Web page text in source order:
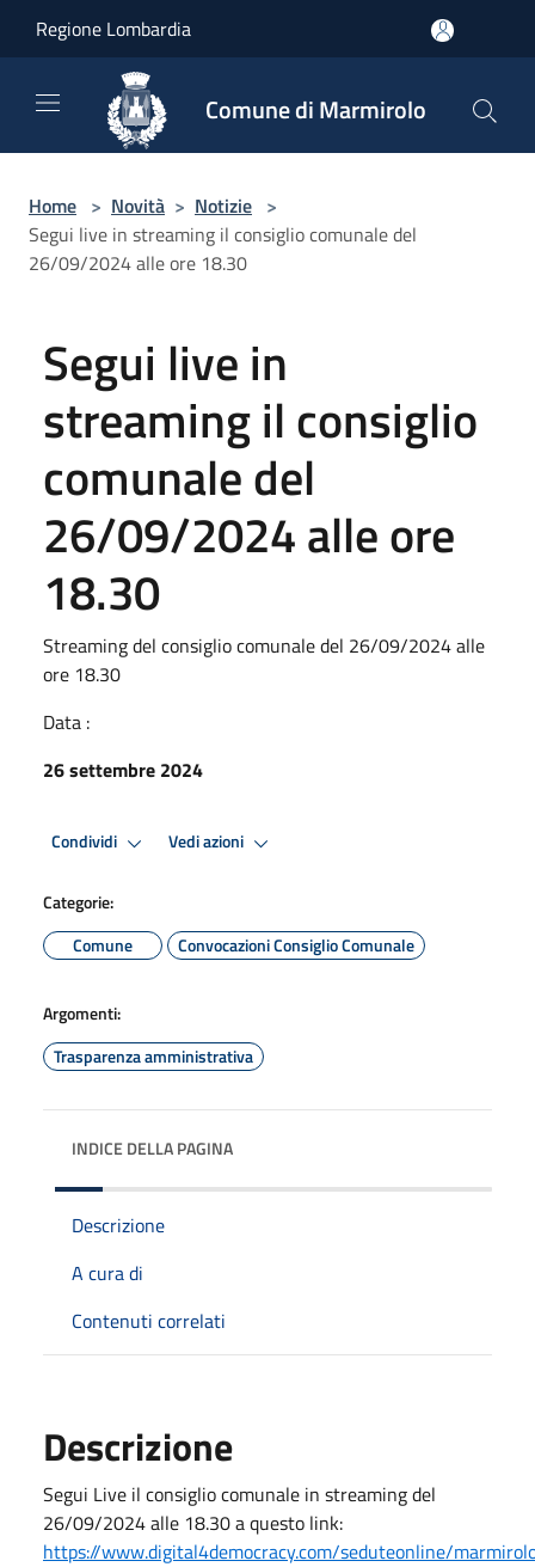
Regione Lombardia
Comune di Marmirolo
Home > Novità > Notizie >
Segui live in streaming il consiglio comunale del
26/09/2024 alle ore 18.30
Segui live in
streaming il consiglio
comunale del
26/09/2024 alle ore
18.30
Streaming del consiglio comunale del 26/09/2024 alle
ore 18.30
Data :
26 settembre 2024
Condividi Vedi azioni
Categorie:
Comune
Convocazioni Consiglio Comunale
Argomenti:
Trasparenza amministrativa
INDICE DELLA PAGINA
Descrizione
A cura di
Contenuti correlati
Descrizione
Segui Live il consiglio comunale in streaming del
26/09/2024 alle 18.30 a questo link:
https://www.digital4democracy.com/seduteonline/